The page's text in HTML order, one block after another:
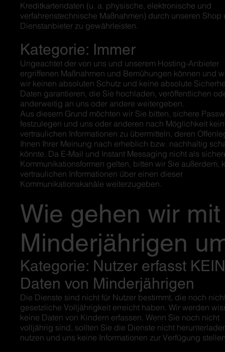
Kreditkartendaten (u. a. physische, elektronische und
verfahrenstechnische Maßnahmen) durch unseren Shop
Dienstanbieter zu gewährleisten.
Kategorie: Immer
Ungeachtet der von uns und unserem Hosting-Anbieter
ergriffenen Maßnahmen und Bemühungen können und
wir keinen absoluten Schutz und keine absolute
Daten garantieren, die Sie hochladen, veröffentlichen
anderweitig an uns oder andere weitergeben.
Aus diesem Grund möchten wir Sie bitten, sichere
festzulegen und uns oder anderen nach Möglichkeit
vertraulichen Informationen zu übermitteln, deren
Ihnen Ihrer Meinung nach erheblich bzw. nachhaltig
könnte. Da E-Mail und Instant Messaging nicht als
Kommunikationsformen gelten, bitten wir Sie außerdem,
vertraulichen Informationen über einen dieser
Kommunikationskanäle weiterzugeben.
Wie gehen wir mit
Minderjährigen
Kategorie: Nutzer erfasst
Daten von Minderjährigen
Die Dienste sind nicht für Nutzer bestimmt, die noch
gesetzliche Volljährigkeit erreicht haben. Wir werden
keine Daten von Kindern erfassen. Wenn Sie noch nicht
volljährig sind, sollten Sie die Dienste nicht
nutzen und uns keine Informationen zur Verfügung